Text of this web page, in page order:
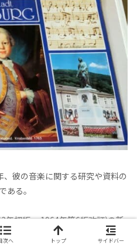
彼の音楽に関する研究や資料の
ある。
年初版、 1964年第6版改訂)の新
、新解釈の試み等である。ま
次へ トップ サイドバー